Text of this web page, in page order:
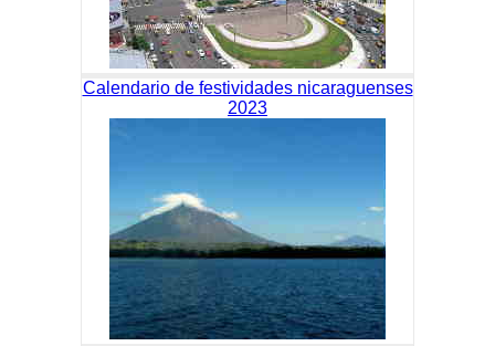
Calendario de festividades nicaraguenses
2023